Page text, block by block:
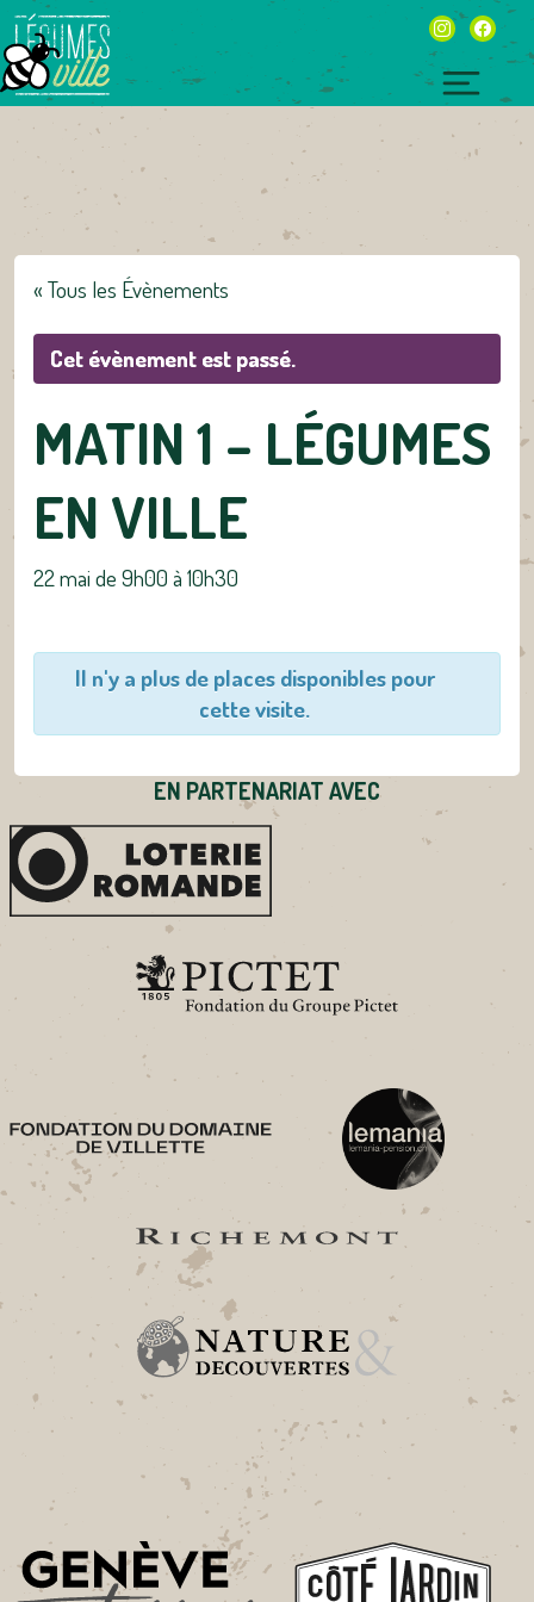
Skip
to
content
instagram
« Tous les Évènements
Cet évènement est passé.
MATIN 1 – LÉGUMES
EN VILLE
22 mai de 9h00 à 10h30
Il n'y a plus de places disponibles pour
cette visite.
EN PARTENARIAT AVEC